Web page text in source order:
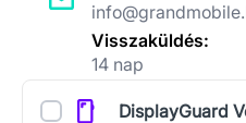
Visszaküldés:
14 nap
Kiegészítők
DisplayGuard